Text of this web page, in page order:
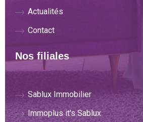
Actualités
Contact
Nos filiales
Sablux Immobilier
Immoplus it's Sablux